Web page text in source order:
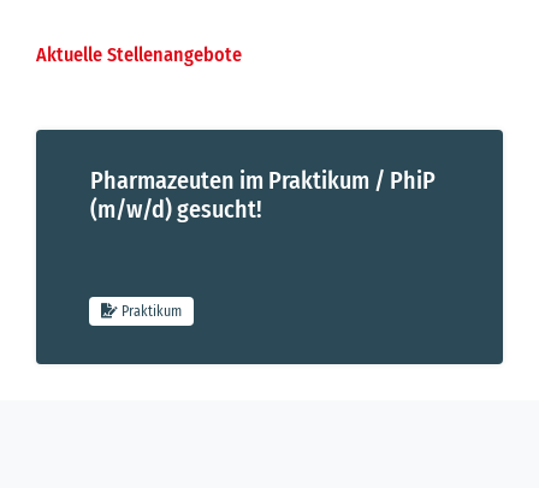
Aktuelle Stellenangebote
Pharmazeuten im Praktikum / PhiP (m/w/d) gesucht!
Pharmazeuten im Praktikum / PhiP
(m/w/d) gesucht!
Praktikum